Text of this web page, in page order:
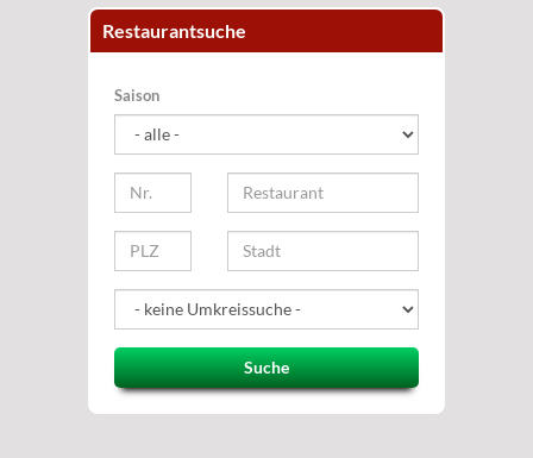
Restaurantsuche
Saison
Suche